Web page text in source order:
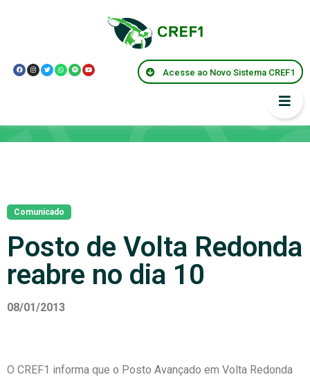
Acesse ao Novo Sistema CREF1
Comunicado
Posto de Volta Redonda
reabre no dia 10
08/01/2013
O CREF1 informa que o Posto Avançado em Volta Redonda